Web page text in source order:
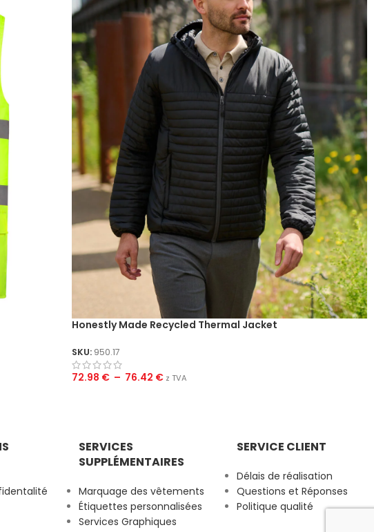
Honestly Made Recycled Thermal Jacket
SKU: 950.17
72.98 € – 76.42 € z TVA
SERVICES
SUPPLÉMENTAIRES
Marquage des vêtements
Étiquettes personnalisées
Services Graphiques
SERVICE CLIENT
Délais de réalisation
Questions et Réponses
Politique qualité